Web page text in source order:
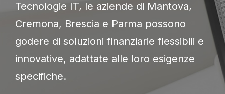
Tecnologie IT, le aziende di Mantova,
Cremona, Brescia e Parma possono
godere di soluzioni finanziarie flessibili e
innovative, adattate alle loro esigenze
specifiche.